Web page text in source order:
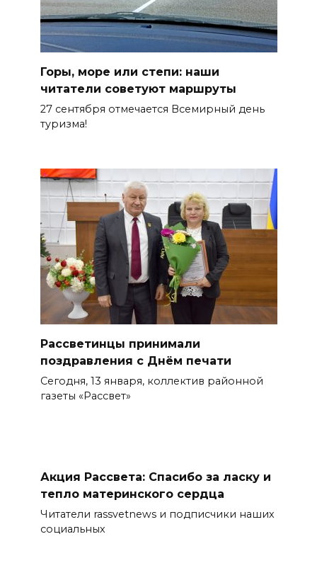
Горы, море или степи: наши
читатели советуют маршруты
27 сентября отмечается Всемирный день
туризма!
Рассветинцы принимали
поздравления с Днём печати
Сегодня, 13 января, коллектив районной
газеты «Рассвет»
Акция Рассвета: Спасибо за ласку и
тепло материнского сердца
Читатели rassvetnews и подписчики наших
социальных